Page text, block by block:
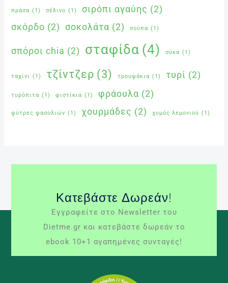
πράσα (1) σέλινο (1) σιρόπι αγαύης (2)
σκόρδο (2) σοκολάτα (2) σούπα (1)
σπόροι chia (2) σταφίδα (4) σύκα (1)
ταχίνι (1) τζίντζερ (3) τρουφάκια (1) τυρί (2)
τυρόπιτα (1) φιστίκια (1) φράουλα (2)
φύτρες φασολιών (1) χουρμάδες (2) χυμός λεμονιού (1)
Κατεβάστε Δωρεάν!
Εγγραφείτε στο Newsletter του
Dietme.gr και κατεβάστε δωρεάν το
ebook 10+1 αγαπημένες συνταγές!